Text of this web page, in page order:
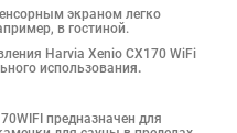
экраном легко
в гостиной.
Harvia Xenio CX170 WiFi
использования.
предназначен для